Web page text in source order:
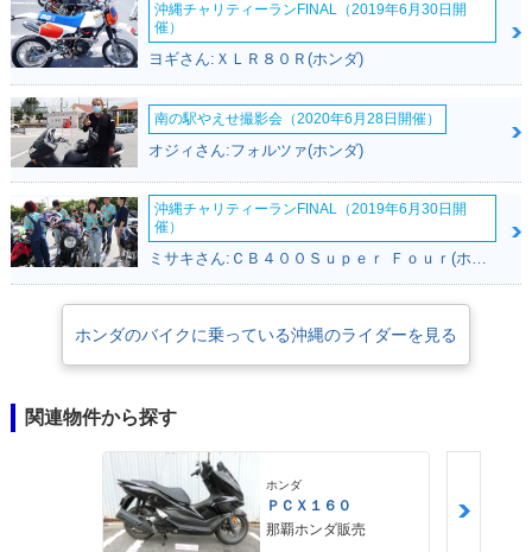
沖縄チャリティーランFINAL（2019年6月30日開
催）
ヨギさん:ＸＬＲ８０Ｒ(ホンダ)
南の駅やえせ撮影会（2020年6月28日開催）
オジィさん:フォルツァ(ホンダ)
沖縄チャリティーランFINAL（2019年6月30日開
催）
ミサキさん:ＣＢ４００Ｓｕｐｅｒ Ｆｏｕｒ(ホンダ)
ホンダのバイクに乗っている沖縄のライダーを見る
関連物件から探す
ホンダ
ＰＣＸ１６０
那覇ホンダ販売